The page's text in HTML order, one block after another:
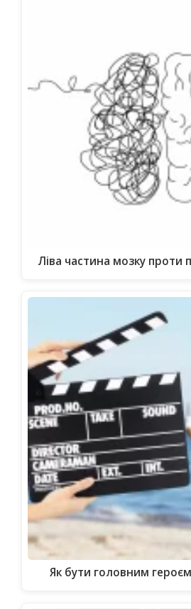
Ліва частина мозку проти
Як бути головним